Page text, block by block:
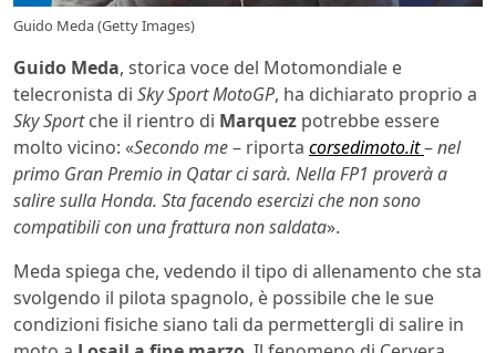
Guido Meda (Getty Images)
Guido Meda, storica voce del Motomondiale e
telecronista di Sky Sport MotoGP, ha dichiarato proprio a
Sky Sportche il rientro di Marquez potrebbe essere
molto vicino: «Secondo me– riporta corsedimoto.it–nel
primo Gran Premio in Qatar ci sarà. Nella FP1 proverà a
salire sulla Honda. Sta facendo esercizi che non sono
compatibili con una frattura non saldata».
Meda spiega che, vedendo il tipo di allenamento che sta
svolgendo il pilota spagnolo, è possibile che le sue
condizioni fisiche siano tali da permettergli di salire in